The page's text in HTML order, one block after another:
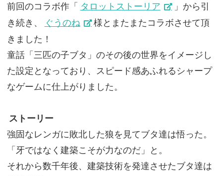
前回のコラボ作「 タロットストーリア
」から引
き続き、
ぐうのね
様とまたまたコラボさせて頂
きました！
童話「三匹の子ブタ」のその後の世界をイメージし
た設定となっており、スピード感あふれるシャープ
なゲームに仕上がりました。
ストーリー
強固なレンガに敗北した狼を見てブタ達は悟った。
「牙ではなく建築こそが力なのだ」と。
それから数千年後、建築技術を発達させたブタ達は